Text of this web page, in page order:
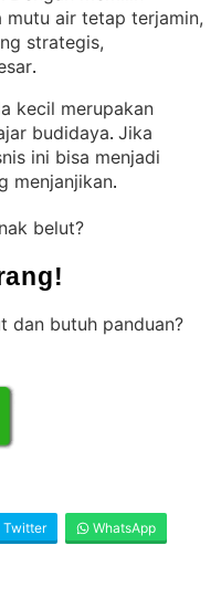
mutu air tetap terjamin,
strategis,
.
kecil merupakan
budidaya. Jika
ini bisa menjadi
menjanjikan.
belut?
dan butuh panduan?
Twitter WhatsApp